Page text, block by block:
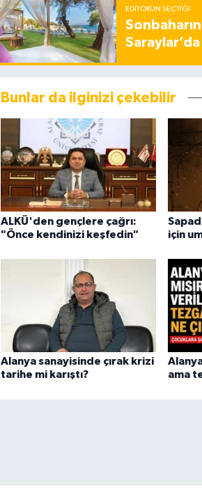
EDITÖRÜN SEÇTIĞI
Saraylar’da
Bunlar da ilginizi çekebilir
ALKÜ'den gençlere çağrı:
"Önce kendinizi keşfedin"
için
Alanya sanayisinde çırak krizi
tarihe mi karıştı?
ama